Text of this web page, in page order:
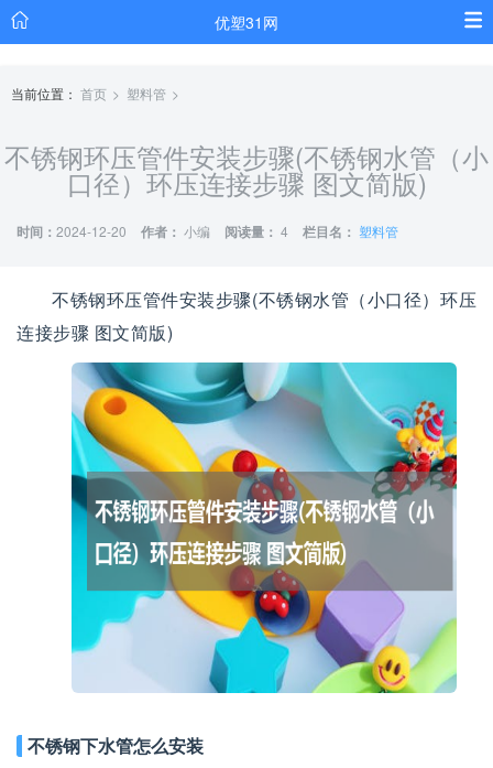
优塑31网
当前位置： 首页 塑料管
不锈钢环压管件安装步骤(不锈钢水管（小
口径）环压连接步骤 图文简版)
时间： 2024-12-20 作者： 小编 阅读量： 4 栏目名： 塑料管
不锈钢环压管件安装步骤(不锈钢水管（小口径）环压
连接步骤 图文简版)
不锈钢下水管怎么安装